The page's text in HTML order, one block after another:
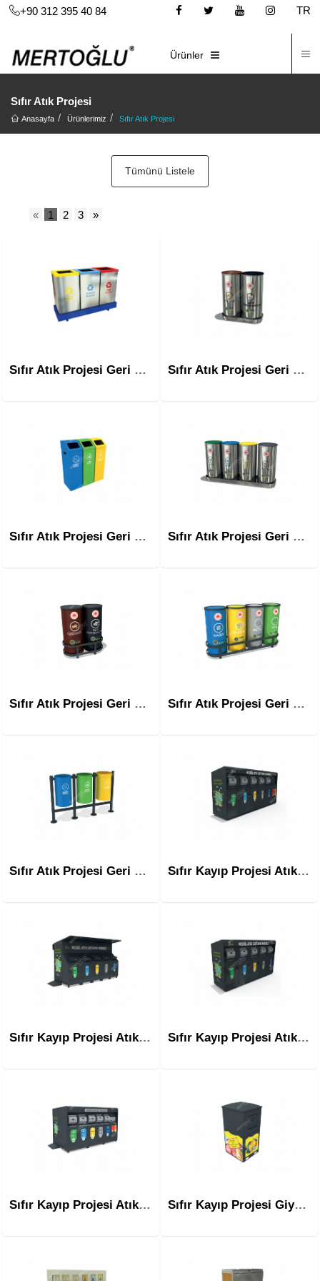
+90 312 395 40 84
TR
Ürünler
Sıfır Atık Projesi
Anasayfa Ürünlerimiz Sıfır Atık Projesi
Tümünü Listele
« 1 2 3 »
Sıfır Atık Projesi Geri Dönüşüm Atık Ünitesi Mak-606a Sıfır Atık Projesi Geri Dönüşüm Atık Ünitesi Mak-608a İkili
Sıfır Atık Projesi Geri Dönüşüm Atık Ünitesi Mak-604 Serisi Sıfır Atık Projesi Geri Dönüşüm Atık Ünitesi Mak-608a Dörtlü
Sıfır Atık Projesi Geri Dönüşüm Atık Ünitesi Mak-608b İkili Sıfır Atık Projesi Geri Dönüşüm Atık Ünitesi Mak-608b Dörtlü
Sıfır Atık Projesi Geri Dönüşüm Atık Ünitesi Mak-609 Sıfır Kayıp Projesi Atık Getirme Merkezi Msa-104b
Sıfır Kayıp Projesi Atık Getirme Merkezi Msa-104c Sıfır Kayıp Projesi Atık Getirme Merkezi Msa-104d
Sıfır Kayıp Projesi Atık Getirme Merkezi Msa-104e Sıfır Kayıp Projesi Giysi Toplama Msa-106